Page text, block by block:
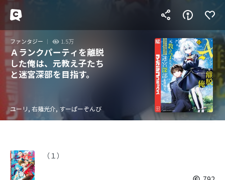
ファンタジー 1.5万
Ａランクパーティを離脱
した俺は、元教え子たち
と迷宮深部を目指す。
ユーリ, 右薙光介, すーぱーぞんび
（１）